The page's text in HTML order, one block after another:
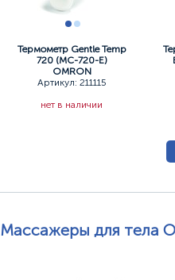
Термометр Gentle Temp
720 (МС-720-E)
OMRON
Артикул: 211115
нет в наличии
Массажеры для тела